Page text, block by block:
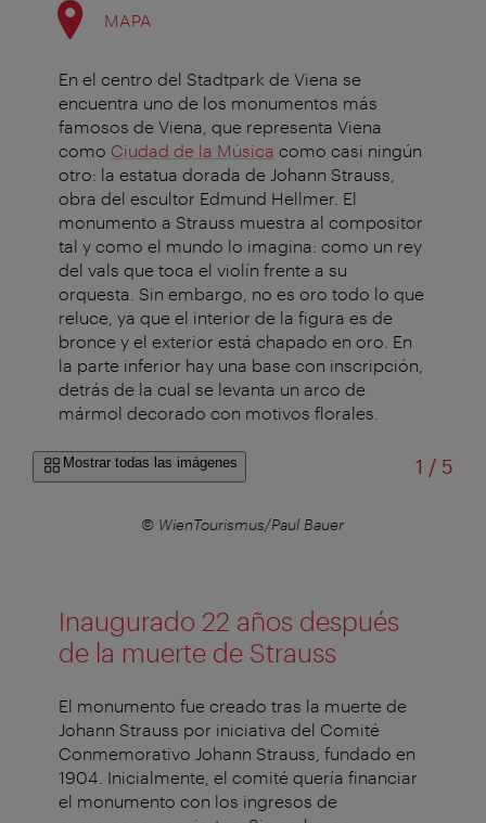
MAPA
En el centro del Stadtpark de Viena se
encuentra uno de los monumentos más
famosos de Viena, que representa Viena
como Ciudad de la Música como casi ningún
otro: la estatua dorada de Johann Strauss,
obra del escultor Edmund Hellmer. El
monumento a Strauss muestra al compositor
tal y como el mundo lo imagina: como un rey
del vals que toca el violín frente a su
orquesta. Sin embargo, no es oro todo lo que
reluce, ya que el interior de la figura es de
bronce y el exterior está chapado en oro. En
la parte inferior hay una base con inscripción,
detrás de la cual se levanta un arco de
mármol decorado con motivos florales.
Mostrar todas las imágenes 1 /de
5
© WienTourismus/Paul Bauer
Inaugurado 22 años después
de la muerte de Strauss
El monumento fue creado tras la muerte de
Johann Strauss por iniciativa del Comité
Conmemorativo Johann Strauss, fundado en
1904. Inicialmente, el comité quería financiar
el monumento con los ingresos de